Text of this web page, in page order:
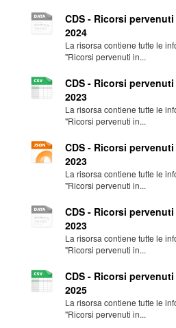
CDS - Ricorsi
2024
La risorsa contiene tutte le
"Ricorsi pervenuti in...
CDS - Ricorsi
2023
La risorsa contiene tutte le
"Ricorsi pervenuti in...
CDS - Ricorsi
2023
La risorsa contiene tutte le
"Ricorsi pervenuti in...
CDS - Ricorsi
2023
La risorsa contiene tutte le
"Ricorsi pervenuti in...
CDS - Ricorsi
2025
La risorsa contiene tutte le
"Ricorsi pervenuti in...